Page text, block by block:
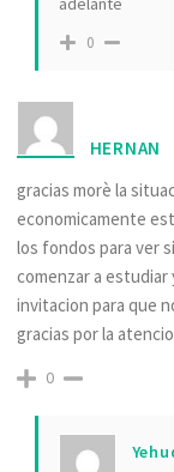
0
HERNAN
gracias morè la
economicamente
los fondos para ver
comenzar a estudiar
invitacion para que
gracias por la
0